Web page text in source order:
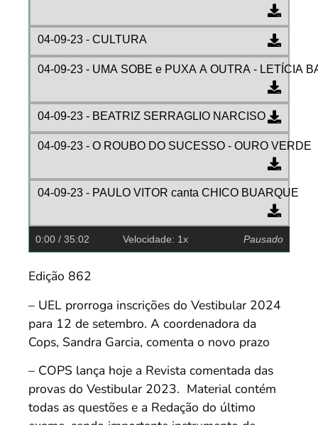
04-09-23 - CULTURA
04-09-23 - UMA SOBE e PUXA A OUTRA - LETÍCIA
04-09-23 - BEATRIZ SERRAGLIO NARCISO
04-09-23 - O ROUBO DO SUCESSO - OURO VERDE
04-09-23 - PAULO VITOR canta CHICO BUARQUE
0:00 / 35:02 Velocidade: 1x Pausado
Edição 862
– UEL prorroga inscrições do Vestibular 2024
para 12 de setembro. A coordenadora da
Cops, Sandra Garcia, comenta o novo prazo
– COPS lança hoje a Revista comentada das
provas do Vestibular 2023. Material contém
todas as questões e a Redação do último